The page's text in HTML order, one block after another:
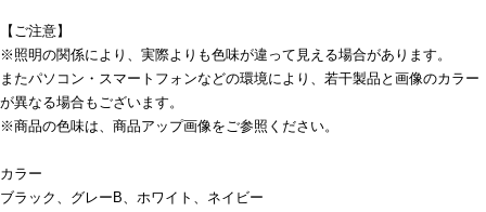
【ご注意】
※照明の関係により、実際よりも色味が違って見える場合があります。
またパソコン・スマートフォンなどの環境により、若干製品と画像のカラー
が異なる場合もございます。
※商品の色味は、商品アップ画像をご参照ください。
カラー
ブラック、グレーB、ホワイト、ネイビー